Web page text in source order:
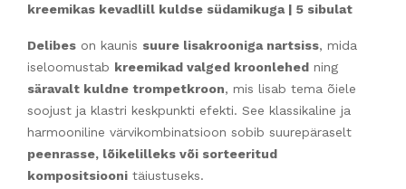
kreemikas kevadlill kuldse südamikuga | 5 sibulat
Delibes on kaunis suure lisakrooniga nartsiss, mida
iseloomustab kreemikad valged kroonlehed ning
säravalt kuldne trompetkroon, mis lisab tema õiele
soojust ja klastri keskpunkti efekti. See klassikaline ja
harmooniline värvikombinatsioon sobib suurepäraselt
peenrasse, lõikelilleks või sorteeritud
kompositsiooni täiustuseks.